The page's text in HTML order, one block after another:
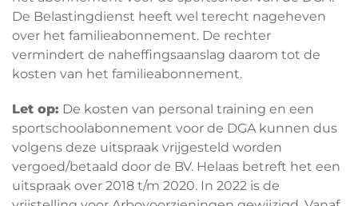
De Belastingdienst heeft wel terecht nageheven
over het familieabonnement. De rechter
vermindert de naheffingsaanslag daarom tot de
kosten van het familieabonnement.
Let op: De kosten van personal training en een
sportschoolabonnement voor de DGA kunnen dus
volgens deze uitspraak vrijgesteld worden
vergoed/betaald door de BV. Helaas betreft het een
uitspraak over 2018 t/m 2020. In 2022 is de